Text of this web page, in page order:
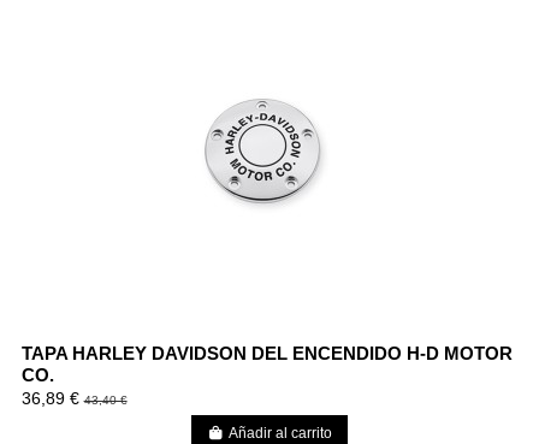
TAPA HARLEY DAVIDSON DEL ENCENDIDO H-D MOTOR
CO.
36,89 €43,40 €
Añadir al carrito